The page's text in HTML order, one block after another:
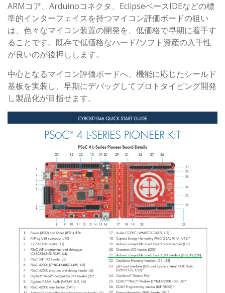
ARMコア、Arduinoコネクタ、EclipseベースIDEなどの標
準的インターフェイスを持つマイコン評価ボードの狙い
は、色々なマイコン装置の開発を、低価格で早期に着手す
ることです。既存で低価格なハード/ソフト資産の入手性
が良いのが後押しします。
中心となるマイコン評価ボードへ、機能に応じたシールド
基板を実装し、早期にデバッグしてプロトタイピング開発
し製品化が目指せます。